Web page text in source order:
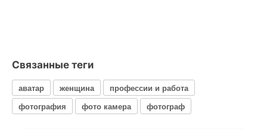
Связанные теги
аватар женщина
профессии и работа
фотография
фото камера фотограф